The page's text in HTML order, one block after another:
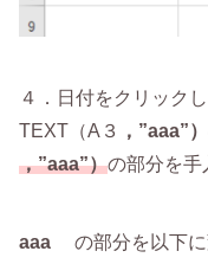
４．日付をクリック
TEXT（A３
，”aaa”）
，”aaa”）の部分を手
aaa の部分を以下に